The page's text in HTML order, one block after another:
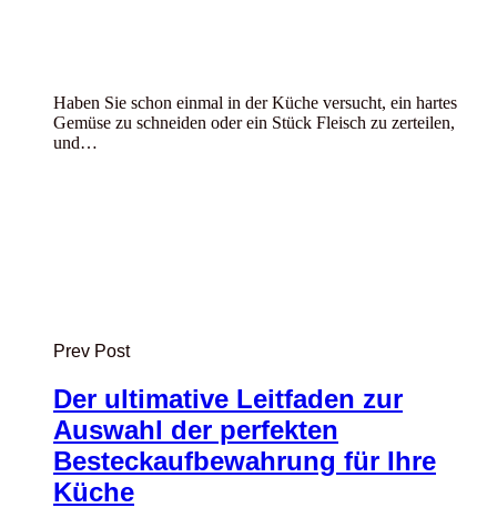
Haben Sie schon einmal in der Küche versucht, ein hartes
Gemüse zu schneiden oder ein Stück Fleisch zu zerteilen,
und…
Prev Post
Der ultimative Leitfaden zur
Auswahl der perfekten
Besteckaufbewahrung für Ihre
Küche